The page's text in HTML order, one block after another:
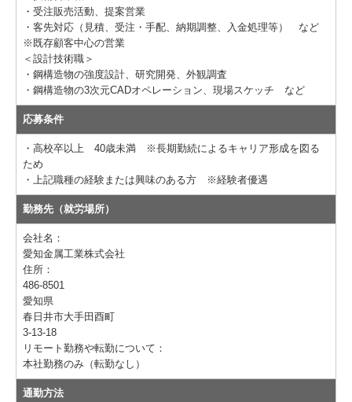
技術情報
お困りごと
採用情報
・受注販売活動、提案営業
・客先対応（見積、受注・手配、納期調整、入金処理等） など
※既存顧客中心の営業
＜設計技術職＞
・鋼構造物の強度設計、研究開発、外観調査
・鋼構造物の3次元CADオペレーション、現場スケッチ など
応募条件
・高校卒以上 40歳未満 ※長期勤続によるキャリア形成を図る
ため
・上記職種の経験または興味のある方 ※経験者優遇
勤務先（就労場所）
会社名：
愛知金属工業株式会社
住所：
486-8501
愛知県
春日井市大手田酉町
3-13-18
リモート勤務や転勤について：
本社勤務のみ（転勤なし）
通勤方法